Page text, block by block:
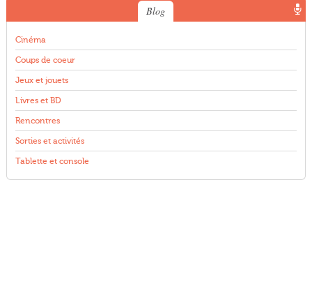
Blog
Cinéma
Coups de coeur
Jeux et jouets
Livres et BD
Rencontres
Sorties et activités
Tablette et console